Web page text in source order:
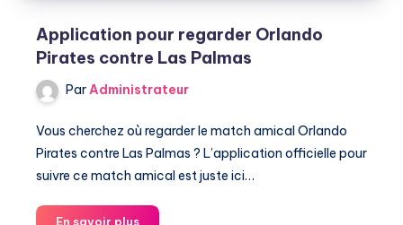
Application pour regarder Orlando
Pirates contre Las Palmas
ParAdministrateur
Vous cherchez où regarder le match amical Orlando
Pirates contre Las Palmas ? L’application officielle pour
suivre ce match amical est juste ici…
En savoir plusApplication